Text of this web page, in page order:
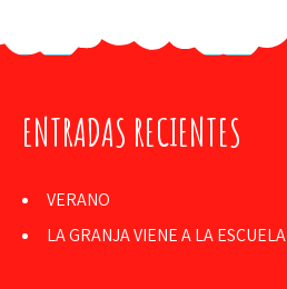
ENTRADAS RECIENTES
VERANO
LA GRANJA VIENE A LA ESCUELA